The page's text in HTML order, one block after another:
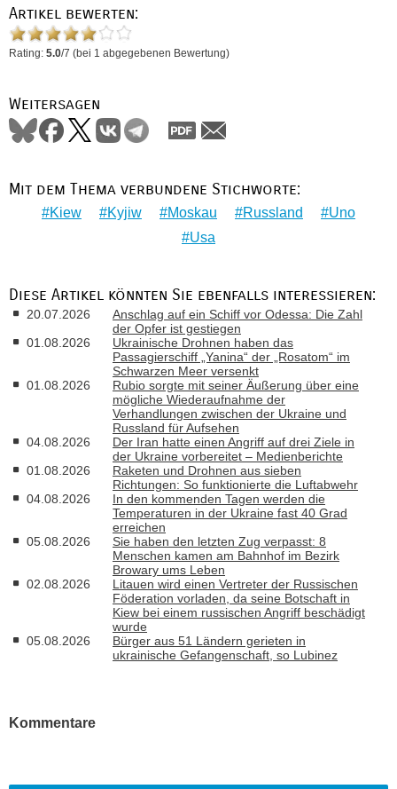
Artikel bewerten:
Rating: 5.0/7 (bei 1 abgegebenen Bewertung)
Weitersagen
Mit dem Thema verbundene Stichworte:
Kiew Kyjiw Moskau Russland
Uno
Usa
Diese Artikel könnten Sie ebenfalls interessieren:
20.07.2026
Anschlag auf ein Schiff vor Odessa: Die Zahl
der Opfer ist gestiegen
01.08.2026
Ukrainische Drohnen haben das
Passagierschiff „Yanina“ der „Rosatom“ im
Schwarzen Meer versenkt
01.08.2026
Rubio sorgte mit seiner Äußerung über eine
mögliche Wiederaufnahme der
Verhandlungen zwischen der Ukraine und
Russland für Aufsehen
04.08.2026
Der Iran hatte einen Angriff auf drei Ziele in
der Ukraine vorbereitet – Medienberichte
01.08.2026
Raketen und Drohnen aus sieben
Richtungen: So funktionierte die Luftabwehr
04.08.2026
In den kommenden Tagen werden die
Temperaturen in der Ukraine fast 40 Grad
erreichen
05.08.2026
Sie haben den letzten Zug verpasst: 8
Menschen kamen am Bahnhof im Bezirk
Browary ums Leben
02.08.2026
Litauen wird einen Vertreter der Russischen
Föderation vorladen, da seine Botschaft in
Kiew bei einem russischen Angriff beschädigt
wurde
05.08.2026
Bürger aus 51 Ländern gerieten in
ukrainische Gefangenschaft, so Lubinez
Kommentare